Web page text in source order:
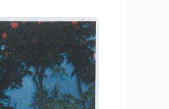
۲۳
–
سخنرانی
اخلاقی
جلسه
نهم